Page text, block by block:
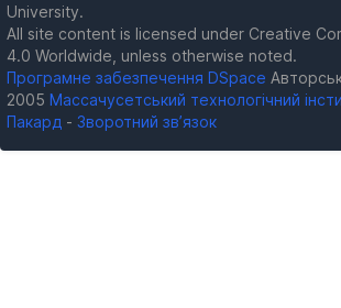
University.
All site content is licensed under Creative
4.0 Worldwide, unless otherwise noted.
Програмне забезпечення DSpace
2005 Массачусетський технологічний
Пакард - Зворотний зв’язок